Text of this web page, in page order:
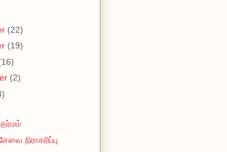
(22)
(19)
(2)
தர்மம்
நிராகரிப்பு